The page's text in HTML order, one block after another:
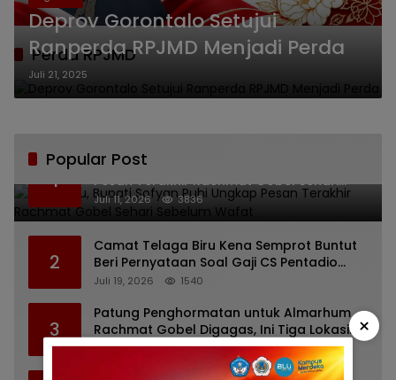
Perda RPJMD
Deprov Gorontalo Setujui
Ranperda RPJMD Menjadi Perda
Juli 21, 2025
Popular Post
1
Bikin Haru, Bupati Sofyan Puhi Ungkap
Pesan Terakhir Rachmat Gobel Sehari
Sebelum Wafat
Juli 11, 2026 3836
2
Camat Telaga Biru Kena Semprot Buntut
Beri Pernyataan Soal Gaji CS Pentadio
Barat yang Nunggak
Juli 19, 2026 1540
3
Patung Penghormatan untuk Almarhum
Rachmat Gobel Digagas, Ini Tiga Lokasi
yang Diusulkan
Juli 13, 2026 1211
×